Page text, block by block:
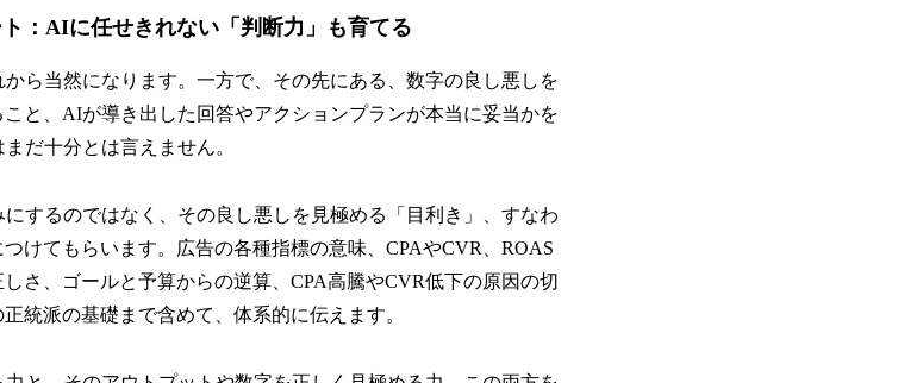
：AIに任せきれない「判断力」も育てる
ら当然になります。一方で、その先にある、数字の良し悪しを
と、AIが導き出した回答やアクションプランが本当に妥当かを
だ十分とは言えません。
するのではなく、その良し悪しを見極める「目利き」、すなわ
けてもらいます。広告の各種指標の意味、CPAやCVR、ROAS
さ、ゴールと予算からの逆算、CPA高騰やCVR低下の原因の切
統派の基礎まで含めて、体系的に伝えます。